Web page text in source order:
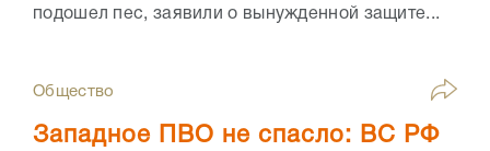
подошел пес, заявили о вынужденной защите...
Общество
Западное ПВО не спасло: ВС РФ